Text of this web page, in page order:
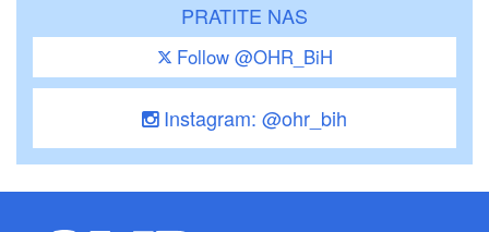
PRATITE NAS
Follow @OHR_BiH
Instagram: @ohr_bih